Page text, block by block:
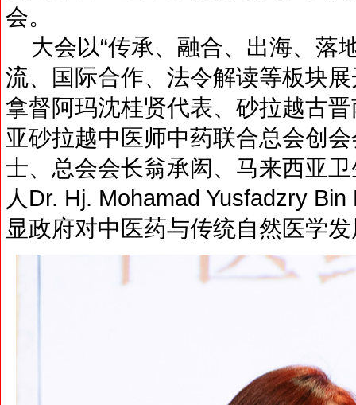
会。
大会以“传承、融合、出海、落
流、国际合作、法令解读等板块
拿督阿玛沈桂贤代表、砂拉越古
亚砂拉越中医师中药联合总会创
士、总会会长翁承闳、马来西亚
人Dr. Hj. Mohamad Yusfadzry
显政府对中医药与传统自然医学